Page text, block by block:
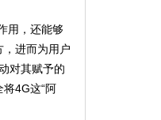
用，还能够
，进而为用户
对其赋予的
4G这“阿